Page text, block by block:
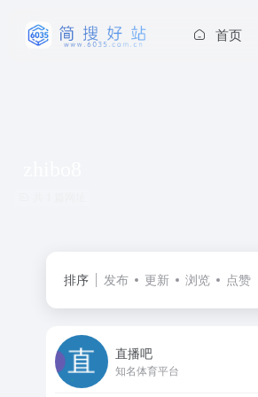
首页
排序 发布 更新 浏览 点赞
直播吧
知名体育平台